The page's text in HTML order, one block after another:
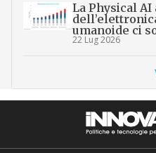
La Physical
umanoide ci
22 Lug 2026